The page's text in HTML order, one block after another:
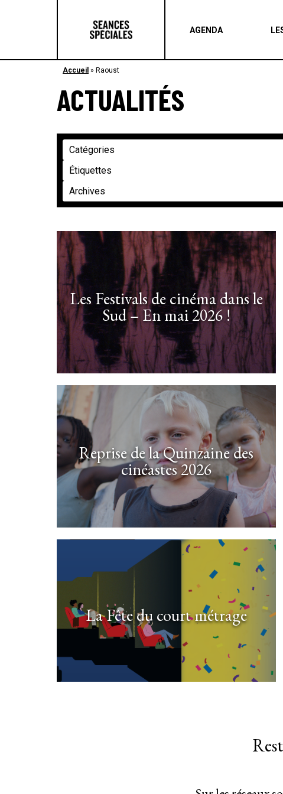
AGENDA
Accueil » Raoust
ACTUALITÉS
Les Festivals de cinéma dans le
Sud – En mai 2026 !
Reprise de la Quinzaine des
cinéastes 2026
La Fête du court métrage